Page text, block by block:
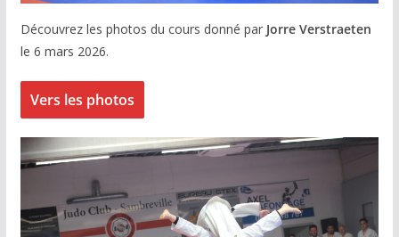
Découvrez les photos du cours donné par Jorre Verstraeten
le 6 mars 2026.
Vers les photos